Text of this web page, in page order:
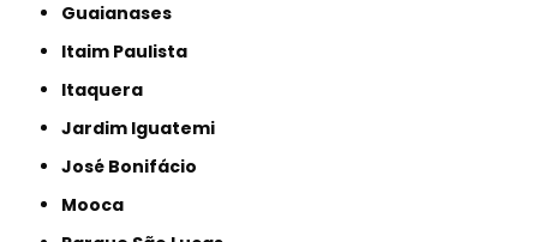
Guaianases
Itaim Paulista
Itaquera
Jardim Iguatemi
José Bonifácio
Mooca